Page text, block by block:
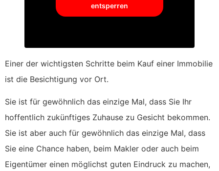
entsperren
Einer der wichtigsten Schritte beim Kauf einer Immobilie
ist die Besichtigung vor Ort.
Sie ist für gewöhnlich das einzige Mal, dass Sie Ihr
hoffentlich zukünftiges Zuhause zu Gesicht bekommen.
Sie ist aber auch für gewöhnlich das einzige Mal, dass
Sie eine Chance haben, beim Makler oder auch beim
Eigentümer einen möglichst guten Eindruck zu machen,